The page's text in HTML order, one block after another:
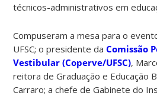
técnicos-administrativos em
Compuseram a mesa para o
UFSC; o presidente daComissão
Vestibular (Coperve/UFSC),
reitora de Graduação e Educação
Carraro; a chefe de Gabinete do